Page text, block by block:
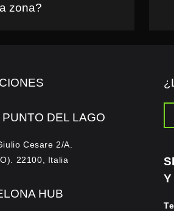
zona?
DEL LAGO
Cesare 2/A.
22100, Italia
HUB
Y